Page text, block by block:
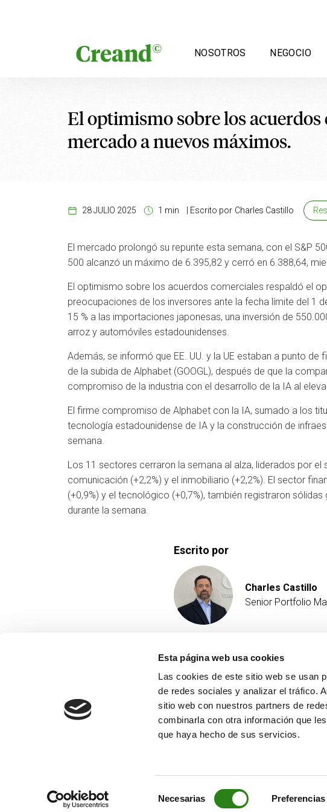
Esta página web usa cookies
Las cookies de este sitio web se usan
de redes sociales y analizar el tráfico.
sitio web con nuestros partners de
combinarla con otra información que
que haya hecho de sus servicios.
Necesarias Preferencias
NOSOTROS NEGOCIO
El optimismo sobre los
mercado a nuevos máximos.
28 JULIO 2025 1 min Escrito por Charles Castillo
El mercado prolongó su repunte esta semana, con el S&P
500 alcanzó un máximo de 6.395,82 y cerró en 6.388,64,
El optimismo sobre los acuerdos comerciales respaldó el
preocupaciones de los inversores ante la fecha límite del 1
15 % a las importaciones japonesas, una inversión de
arroz y automóviles estadounidenses.
Además, se informó que EE. UU. y la UE estaban a punto
de la subida de Alphabet (GOOGL), después de que la
compromiso de la industria con el desarrollo de la IA al
El firme compromiso de Alphabet con la IA, sumado a los
tecnología estadounidense de IA y la construcción de
semana.
Los 11 sectores cerraron la semana al alza, liderados por el
comunicación (+2,2%) y el inmobiliario (+2,2%). El sector
(+0,9%) y el tecnológico (+0,7%), también registraron
durante la semana.
Escrito por
Charles Castillo
Senior Portfolio